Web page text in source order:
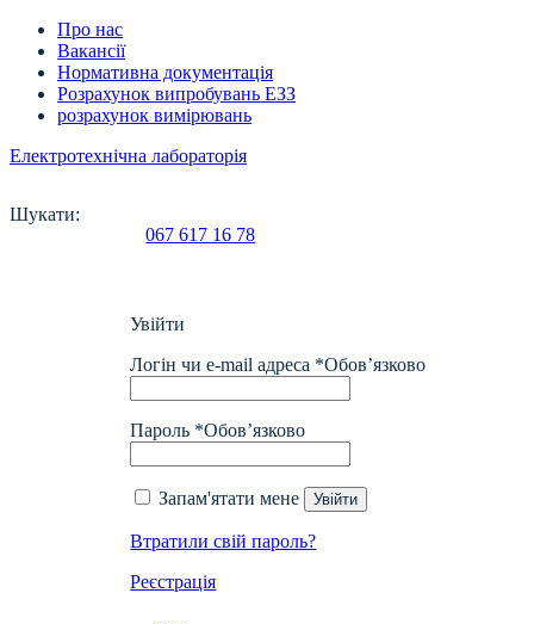
Про нас
Вакансії
Нормативна документація
Розрахунок випробувань ЕЗЗ
розрахунок вимірювань
Електротехнічна лабораторія
067 617 16 78
Увійти
Логін чи e-mail адреса *Обов’язково
Пароль *Обов’язково
Запам'ятати мене Увійти
Втратили свій пароль?
Реєстрація
Шукати: